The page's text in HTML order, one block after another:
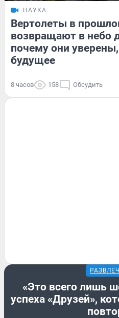
НАУКА
Вертолеты в
возвращают в небо
почему они
будущее
8 часов 158 Обсудить
«Это всего лишь
успеха «Друзей»,